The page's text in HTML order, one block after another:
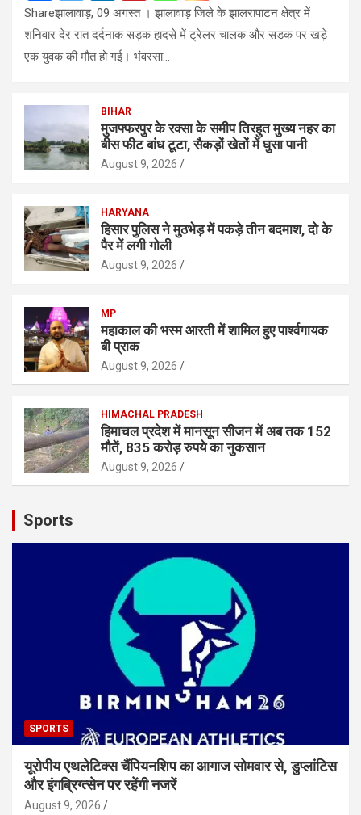
Shareझालावाड़, 09 अगस्त । झालावाड़ जिले के झालरापाटन क्षेत्र में
शनिवार देर रात दर्दनाक सड़क हादसे में ट्रेलर चालक और सड़क पर खड़े
एक युवक की मौत हो गई। भंवरसा…
BIHAR
मुजफ्फरपुर के रक्सा के समीप तिरहुत मुख्य नहर का
बीस फीट बांध टूटा, सैकड़ों खेतों में घुसा पानी
August 9, 2026
HARYANA
हिसार पुलिस ने मुठभेड़ में पकड़े तीन बदमाश, दो के
पैर में लगी गोली
August 9, 2026
MP
महाकाल की भस्म आरती में शामिल हुए पार्श्वगायक
बी प्राक
August 9, 2026
HIMACHAL PRADESH
हिमाचल प्रदेश में मानसून सीजन में अब तक 152
मौतें, 835 करोड़ रुपये का नुकसान
August 9, 2026
Sports
SPORTS
यूरोपीय एथलेटिक्स चैंपियनशिप का आगाज सोमवार से, डुप्लांटिस
और इंगब्रिग्त्सेन पर रहेंगी नजरें
August 9, 2026